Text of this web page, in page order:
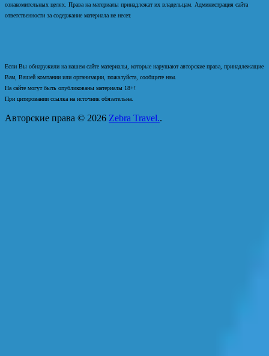
ознакомительных целях. Права на материалы принадлежат их владельцам. Администрация сайта
ответственности за содержание материала не несет.
Если Вы обнаружили на нашем сайте материалы, которые нарушают авторские права, принадлежащие
Вам, Вашей компании или организации, пожалуйста, сообщите нам.
На сайте могут быть опубликованы материалы 18+!
При цитировании ссылка на источник обязательна.
Авторские права © 2026 Zebra Travel..